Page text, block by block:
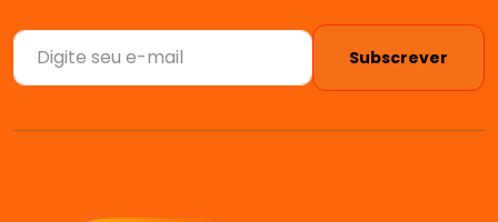
Subscrever